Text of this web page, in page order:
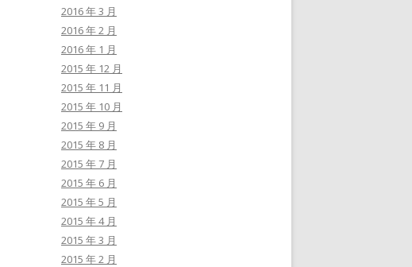
2016 年 3 月
2016 年 2 月
2016 年 1 月
2015 年 12 月
2015 年 11 月
2015 年 10 月
2015 年 9 月
2015 年 8 月
2015 年 7 月
2015 年 6 月
2015 年 5 月
2015 年 4 月
2015 年 3 月
2015 年 2 月